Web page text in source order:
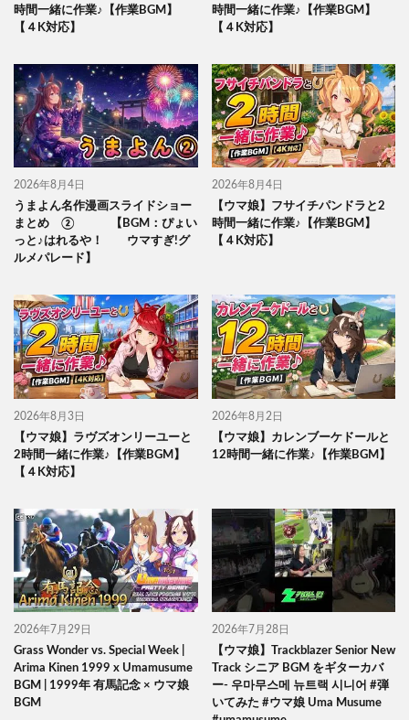
時間一緒に作業♪【作業BGM】
【４K対応】
時間一緒に作業♪【作業BGM】
【４K対応】
2026年8月4日
うまよん名作漫画スライドショー
まとめ ② 【BGM：ぴょい
っと♪はれるや！ ウマすぎ!グ
ルメパレード】
2026年8月4日
【ウマ娘】フサイチパンドラと2
時間一緒に作業♪【作業BGM】
【４K対応】
2026年8月3日
【ウマ娘】ラヴズオンリーユーと
2時間一緒に作業♪【作業BGM】
【４K対応】
2026年8月2日
【ウマ娘】カレンブーケドールと
12時間一緒に作業♪【作業BGM】
2026年7月29日
Grass Wonder vs. Special Week |
Arima Kinen 1999 x Umamusume
BGM | 1999年 有馬記念 × ウマ娘
BGM
2026年7月28日
【ウマ娘】Trackblazer Senior New
Track シニア BGM をギターカバ
ー- 우마무스메 뉴트랙 시니어 #弾
いてみた #ウマ娘 Uma Musume